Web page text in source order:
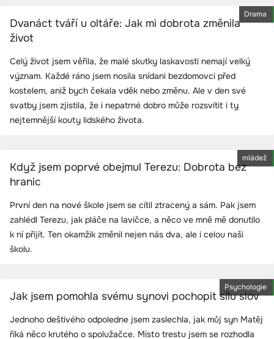
Drama
Dvanáct tváří u oltáře: Jak mi dobrota změnila
život
Celý život jsem věřila, že malé skutky laskavosti nemají velký
význam. Každé ráno jsem nosila snídani bezdomovci před
kostelem, aniž bych čekala vděk nebo změnu. Ale v den své
svatby jsem zjistila, že i nepatrné dobro může rozsvítit i ty
nejtemnější kouty lidského života.
mládež
Když jsem poprvé obejmul Terezu: Dobrota bez
hranic
První den na nové škole jsem se cítil ztracený a sám. Pak jsem
zahlédl Terezu, jak pláče na lavičce, a něco ve mně mě donutilo
k ní přijít. Ten okamžik změnil nejen nás dva, ale i celou naši
školu.
Psychologie
Jak jsem pomohla svému synovi pochopit sílu slov
Jednoho deštivého odpoledne jsem zaslechla, jak můj syn Matěj
říká něco krutého o spolužačce. Místo trestu jsem se rozhodla